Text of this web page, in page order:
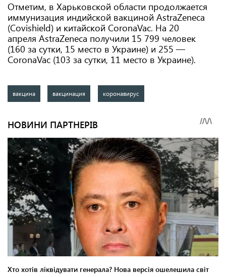
Отметим, в Харьковской области продолжается
иммунизация индийской вакциной AstraZeneca
(Covishield) и китайской CoronaVac. На 20
апреля AstraZeneca получили 15 799 человек
(160 за сутки, 15 место в Украине) и 255 —
CoronaVac (103 за сутки, 11 место в Украине).
вакцина вакцинация коронавирус